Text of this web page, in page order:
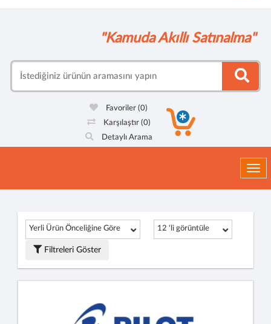
"Kamuda Akıllı Satınalma"
Favoriler(0)
Karşılaştır (0)
Detaylı Arama
Yerli Ürün Önceliğine Göre 12 'li görüntüle
Filtreleri Göster